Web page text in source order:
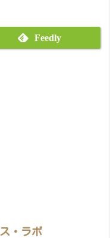
Feedly
・ラボ